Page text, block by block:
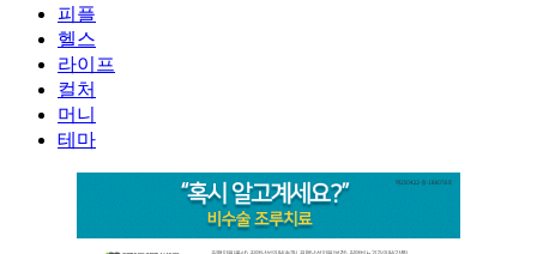
피플
헬스
라이프
컬처
머니
테마